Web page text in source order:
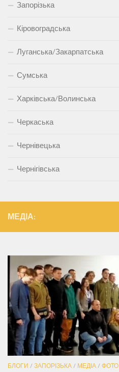
Запорізька
Кіровоградська
Луганська/Закарпатська
Сумська
Харківська/Волинська
Черкаська
Чернівецька
Чернігівська
МЕДІА:
БЛОГИ / ЗАПОРІЗЬКА / МЕДІА / ФОТО